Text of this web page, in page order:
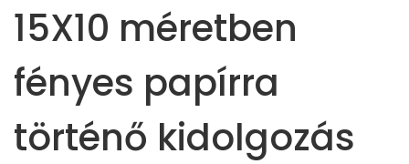
15X10 méretben
fényes papírra
történő kidolgozás